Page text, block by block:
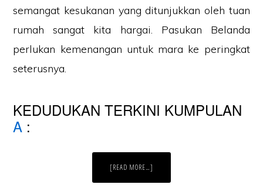
semangat kesukanan yang ditunjukkan oleh tuan
rumah sangat kita hargai. Pasukan Belanda
perlukan kemenangan untuk mara ke peringkat
seterusnya.
KEDUDUKAN TERKINI KUMPULAN
A :
[READ MORE…]
TERKINI